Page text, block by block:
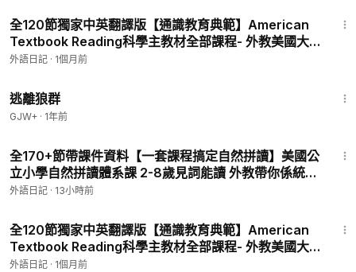
全120節獨家中英翻譯版【通識教育典範】American
Textbook Reading科學主教材全部課程- 外教美國大
叔Brain Stewart精講 P114 - Social Studies 社會科
外語日記 · 1個月前
逃離狼群
GJW+ · 1年前
全170+節帶課件資料【一套課程搞定自然拼讀】美國公
立小學自然拼讀體系課 2-8歲見詞能讀 外教帶你係統學
習拼讀發音 P3 - Lesson-3-S-s-Day-1-_-2
外語日記 · 13小時前
全120節獨家中英翻譯版【通識教育典範】American
Textbook Reading科學主教材全部課程- 外教美國大
叔Brain Stewart精講 P112 - Social Studies 社會科
外語日記 · 1個月前